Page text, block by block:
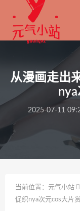
从漫画走出
2025-07-11
当前位置： 元气小站
促织nya次元cos大片